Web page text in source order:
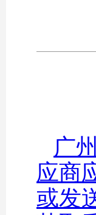
广
应商
或发